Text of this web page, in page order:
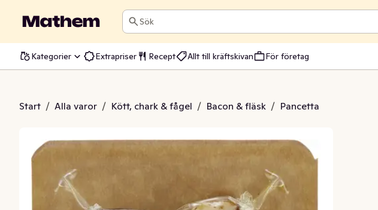
Sök
Kategorier Extrapriser Recept Allt till kräftskivan För företag
Start / Alla varor / Kött, chark & fågel / Bacon & fläsk / Pancetta